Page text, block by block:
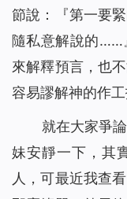
節說：『第一要
隨私意解說的……
來解釋預言，也
容易謬解神的作工
就在大家爭
妹安靜一下，其
人，可最近我查